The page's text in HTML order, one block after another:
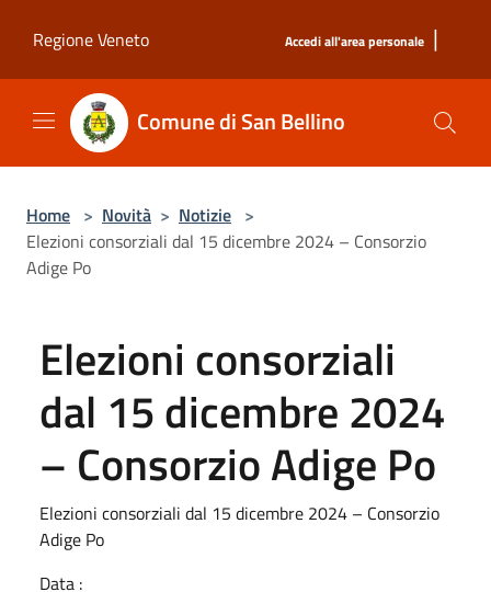
Regione Veneto
Accedi all'area personale |
Comune di San Bellino
Home > Novità > Notizie >
Elezioni consorziali dal 15 dicembre 2024 – Consorzio
Adige Po
Elezioni consorziali
dal 15 dicembre 2024
– Consorzio Adige Po
Elezioni consorziali dal 15 dicembre 2024 – Consorzio
Adige Po
Data :